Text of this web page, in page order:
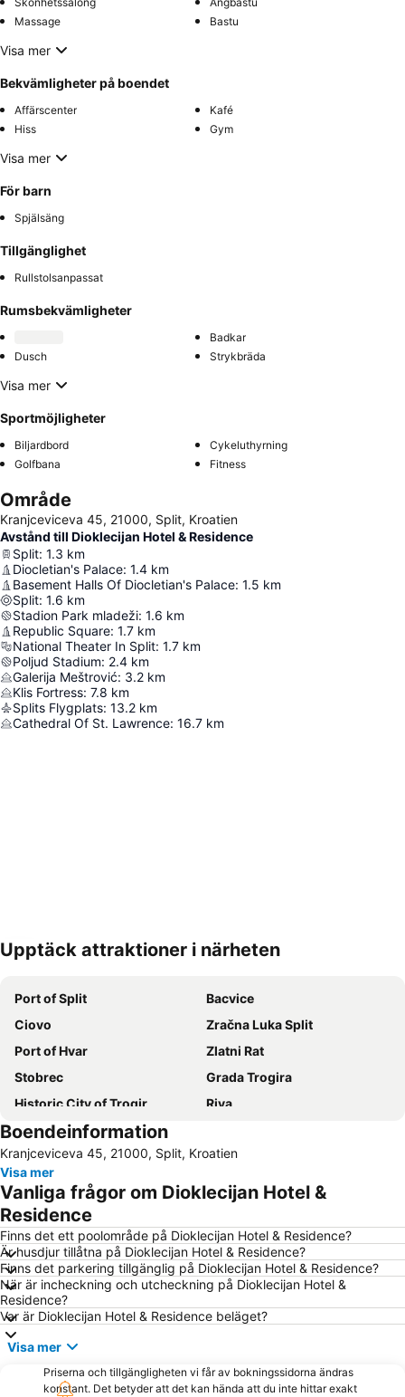
Massage
Bastu
Visa mer
Bekvämligheter på boendet
Affärscenter
Kafé
Hiss
Gym
Visa mer
För barn
Spjälsäng
Tillgänglighet
Rullstolsanpassat
Rumsbekvämligheter
Badkar
Dusch
Strykbräda
Visa mer
Sportmöjligheter
Biljardbord
Cykeluthyrning
Golfbana
Fitness
Område
Kranjceviceva 45, 21000, Split, Kroatien
Avstånd till Dioklecijan Hotel & Residence
Split: 1.3 km
Diocletian's Palace: 1.4 km
Basement Halls Of Diocletian's Palace: 1.5 km
Split: 1.6 km
Stadion Park mladeži: 1.6 km
Republic Square: 1.7 km
National Theater In Split: 1.7 km
Poljud Stadium: 2.4 km
Galerija Meštrović: 3.2 km
Klis Fortress: 7.8 km
Splits Flygplats: 13.2 km
Cathedral Of St. Lawrence: 16.7 km
Förstora kartan
Upptäck attraktioner i närheten
Port of Split
Bacvice
Ciovo
Zračna Luka Split
Port of Hvar
Zlatni Rat
Stobrec
Grada Trogira
Historic City of Trogir
Riva
Avtobusni kolodvor Split
Mimice
Palace of Diocletian
Željeznički kolodvor Split
Croatia Boat Show
Nikolina
Duga Uvala
Grgur Ninski
Stari Grad Plain
Trg Republike
Solin
Muzej Grada Splita
Zlatna Vrata
Poljud
Spiagge di Stomorska
Punta
Pakleni Otoci
Boendeinformation
Kranjceviceva 45, 21000, Split, Kroatien
Visa mer
Vanliga frågor om Dioklecijan Hotel &
Residence
Finns det ett poolområde på Dioklecijan Hotel & Residence?
Är husdjur tillåtna på Dioklecijan Hotel & Residence?
Finns det parkering tillgänglig på Dioklecijan Hotel & Residence?
När är incheckning och utcheckning på Dioklecijan Hotel &
Residence?
Var är Dioklecijan Hotel & Residence beläget?
Visa mer
Priserna och tillgängligheten vi får av bokningssidorna ändras
konstant. Det betyder att det kan hända att du inte hittar exakt